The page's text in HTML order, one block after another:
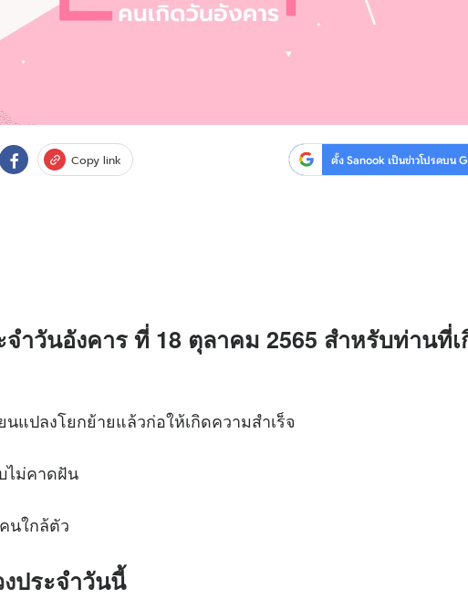
Copy link ตั้ง Sanook เป็นข่าวโปรดบน
จำวันอังคาร ที่ 18 ตุลาคม 2565 สำหรับท่านที่
นแปลงโยกย้ายแล้วก่อให้เกิดความสำเร็จ
ไม่คาดฝัน
นใกล้ตัว
ประจำวันนี้